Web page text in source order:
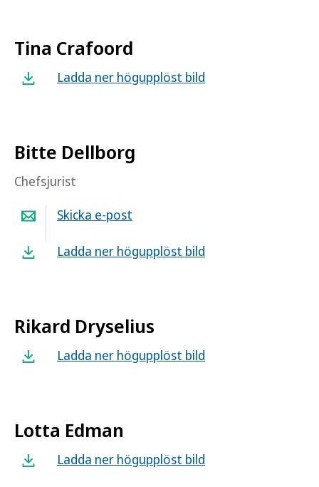
Tina Crafoord
Ladda ner högupplöst bild
Bitte Dellborg
Chefsjurist
Skicka e-post
Ladda ner högupplöst bild
Rikard Dryselius
Ladda ner högupplöst bild
Lotta Edman
Ladda ner högupplöst bild